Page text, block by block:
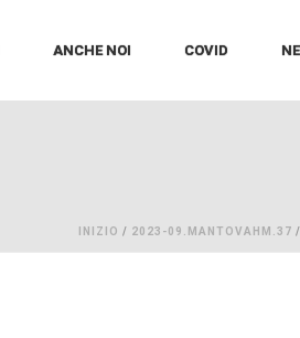
ANCHE NOI COVID
INIZIO / 2023-09.MANTOVAHM.37